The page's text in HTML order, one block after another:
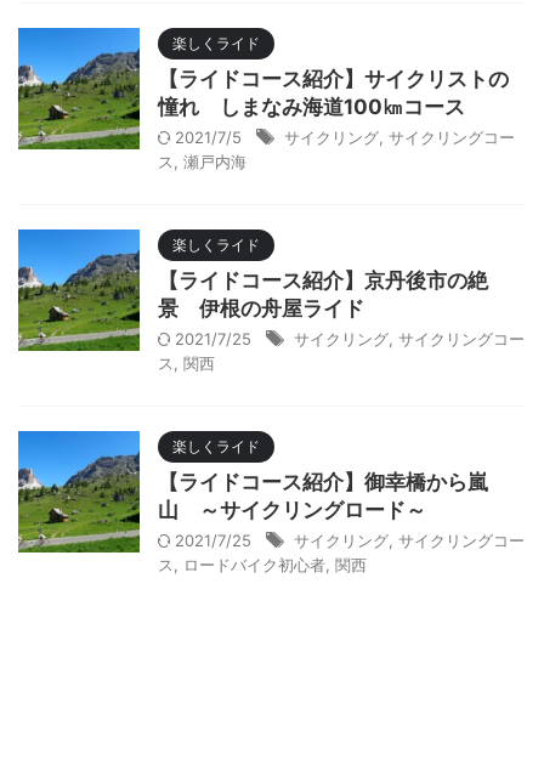
楽しくライド
【ライドコース紹介】サイクリストの
憧れ しまなみ海道100㎞コース
2021/7/5 サイクリング サイクリングコー
ス
瀬戸内海
楽しくライド
【ライドコース紹介】京丹後市の絶
景 伊根の舟屋ライド
2021/7/25 サイクリング サイクリングコー
ス
関西
楽しくライド
【ライドコース紹介】御幸橋から嵐
山 ～サイクリングロード～
2021/7/25 サイクリング サイクリングコー
ス
ロードバイク初心者 関西